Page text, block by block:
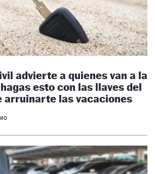
advierte a quienes van a la
esto con las llaves del
arruinarte las vacaciones